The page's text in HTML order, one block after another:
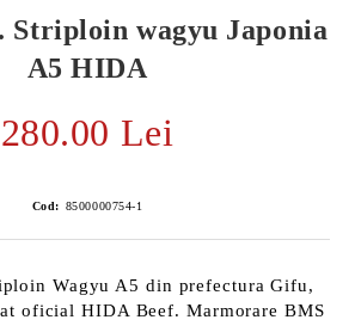
Striploin wagyu Japonia
A5 HIDA
280.00 Lei
Cod: 8500000754-1
Wagyu A5 din prefectura Gifu,
oficial HIDA Beef. Marmorare BMS